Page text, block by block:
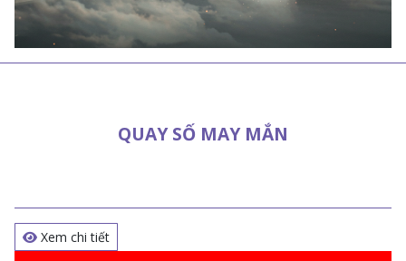
QUAY SỐ MAY MẮN
Xem chi tiết